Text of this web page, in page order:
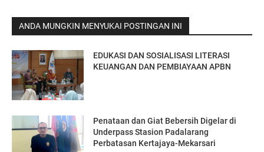
ANDA MUNGKIN MENYUKAI POSTINGAN INI
EDUKASI DAN SOSIALISASI LITERASI
KEUANGAN DAN PEMBIAYAAN APBN
Penataan dan Giat Bebersih Digelar di
Underpass Stasion Padalarang
Perbatasan Kertajaya-Mekarsari